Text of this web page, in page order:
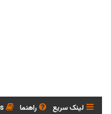
لینک سریع راهنما